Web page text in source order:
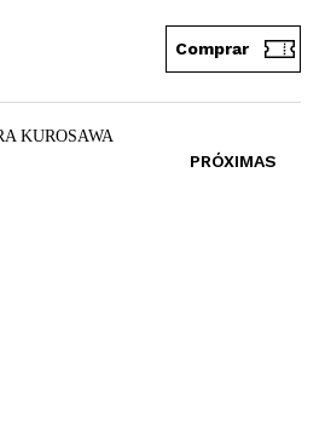
Comprar
PRÓXIMAS